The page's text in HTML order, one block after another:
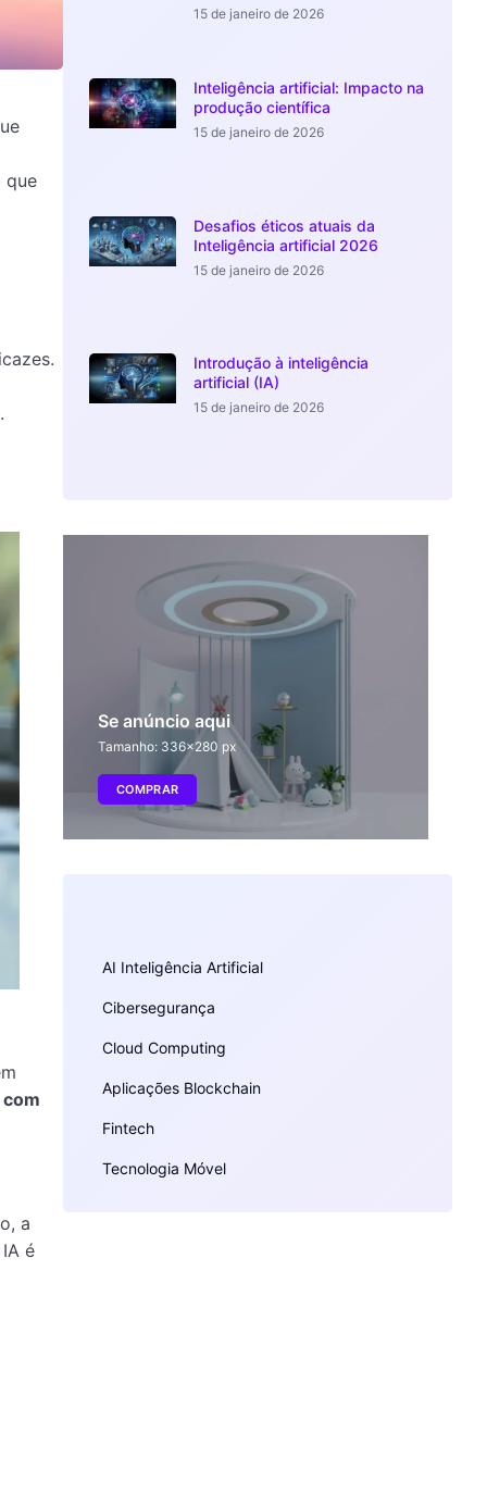
que
a
é
15 de janeiro de 2026
Inteligência artificial: Impacto na
produção científica
15 de janeiro de 2026
Desafios éticos atuais da
Inteligência artificial 2026
15 de janeiro de 2026
Introdução à inteligência
artificial (IA)
15 de janeiro de 2026
Se anúncio aqui
Tamanho: 336x280 px
COMPRAR
AI Inteligência Artificial
Cibersegurança
Cloud Computing
Aplicações Blockchain
Fintech
Tecnologia Móvel